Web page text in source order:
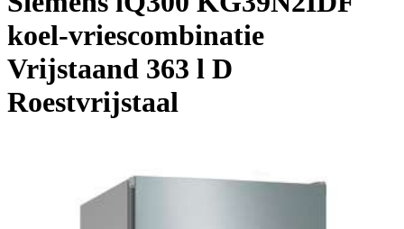
koel-vriescombinatie
Vrijstaand 363 l D
Roestvrijstaal